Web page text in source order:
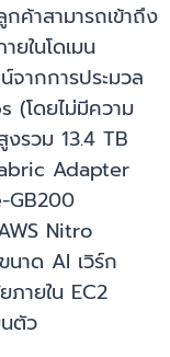
ค้าสามารถเข้าถึง
ในโดเมน
จากการประมวล
(โดยไม่มีความ
รวม 13.4 TB
Adapter
GB200
Nitro
าด AI เวิร์ก
ภายใน EC2
ตัว